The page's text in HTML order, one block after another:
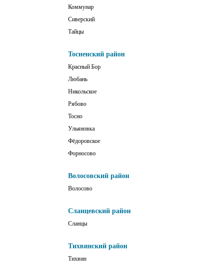
Коммунар
Сиверский
Тайцы
Тосненский район
Красный Бор
Любань
Никольское
Рябово
Тосно
Ульяновка
Фёдоровское
Форносово
Волосовский район
Волосово
Сланцевский район
Сланцы
Тихвинский район
Тихвин